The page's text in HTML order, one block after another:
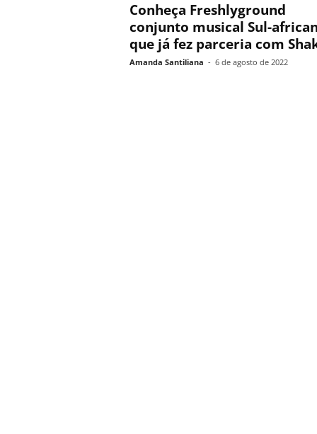
Conheça Freshlyground
conjunto musical Sul-
que já fez parceria com
Amanda Santiliana - 6 de agosto de 2022